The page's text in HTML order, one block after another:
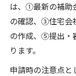
は、①最新の補助
の確認、③住宅会
の作成、⑤提出・
ります。
申請時の注意点